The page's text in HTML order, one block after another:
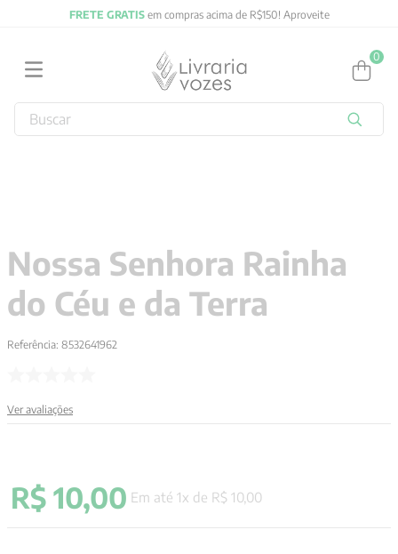
FRETE GRATISem compras acima de R$150! Aproveite
0
Buscar
Nossa Senhora Rainha
do Céu e da Terra
Referência: 8532641962
Ver avaliações
R$ 10,00 Em até 1x de R$ 10,00
4º jung
5º pré venda